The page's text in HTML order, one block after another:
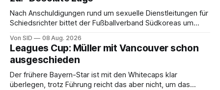
Nach Anschuldigungen rund um sexuelle Dienstleitungen für
Schiedsrichter bittet der Fußballverband Südkoreas um
Von SID 08 Aug. 2026
Leagues Cup: Müller mit Vancouver schon
ausgeschieden
Der frühere Bayern-Star ist mit den Whitecaps klar
überlegen, trotz Führung reicht das aber nicht, um das